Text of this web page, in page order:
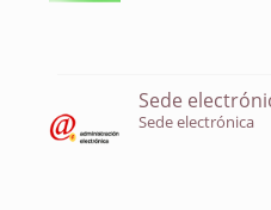
Sede
Sede electrónica